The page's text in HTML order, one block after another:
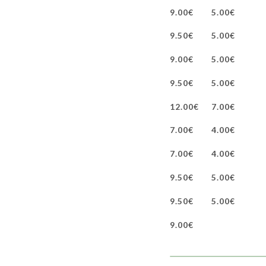
5.00€
9.00€
5.00€
9.50€
5.00€
9.00€
5.00€
9.50€
7.00€
12.00€
4.00€
7.00€
4.00€
7.00€
5.00€
9.50€
5.00€
9.50€
9.00€